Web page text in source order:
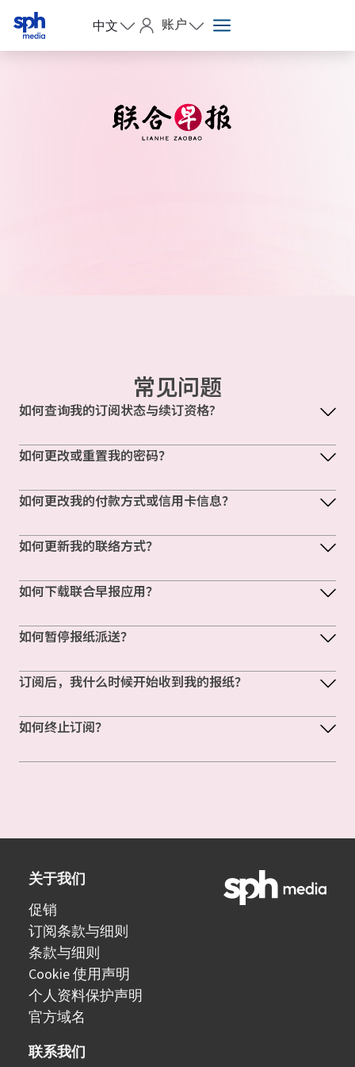
中文 账户
常见问题
如何查询我的订阅状态与续订资格?
如何更改或重置我的密码？
如何更改我的付款方式或信用卡信息？
如何更新我的联络方式？
如何下载联合早报应用？
如何暂停报纸派送？
订阅后，我什么时候开始收到我的报纸？
如何终止订阅？
关于我们
促销
订阅条款与细则
条款与细则
Cookie 使用声明
个人资料保护声明
官方域名
联系我们